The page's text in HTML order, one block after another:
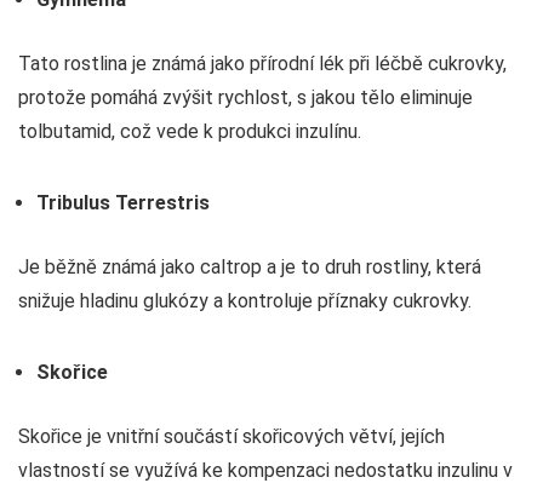
Tato rostlina je známá jako přírodní lék při léčbě cukrovky,
protože pomáhá zvýšit rychlost, s jakou tělo eliminuje
tolbutamid, což vede k produkci inzulínu.
Tribulus Terrestris
Je běžně známá jako caltrop a je to druh rostliny, která
snižuje hladinu glukózy a kontroluje příznaky cukrovky.
Skořice
Skořice je vnitřní součástí skořicových větví, jejích
vlastností se využívá ke kompenzaci nedostatku inzulinu v